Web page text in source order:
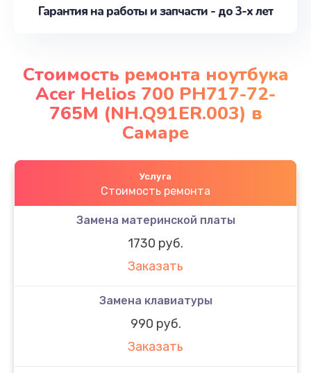
Гарантия на работы и запчасти - до 3-х лет
Стоимость ремонта ноутбука
Acer Helios 700 PH717-72-
765M (NH.Q91ER.003) в
Самаре
Услуга
Стоимость ремонта
Замена материнской платы
1730 руб.
Заказать
Замена клавиатуры
990 руб.
Заказать